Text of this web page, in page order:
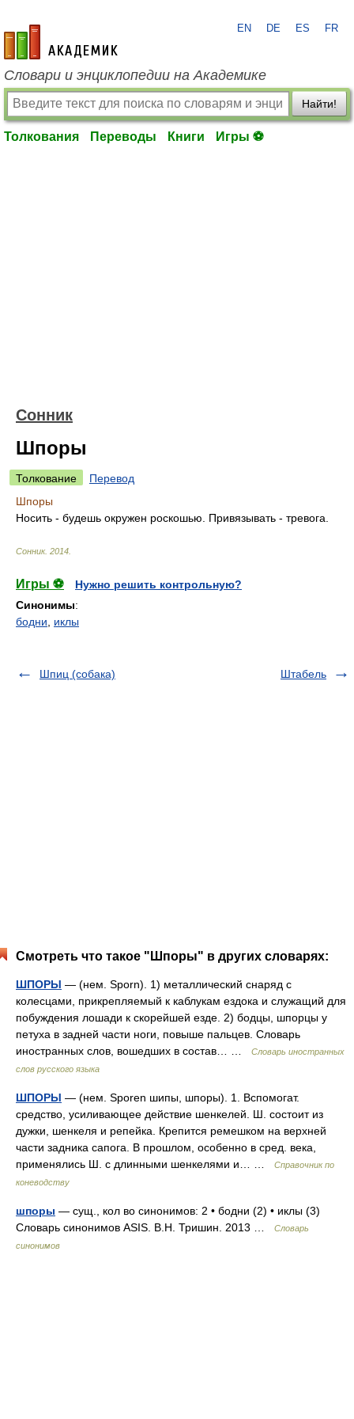
academic.ru
EN DE ES FR
Словари и энциклопедии на Академике
Найти!
Толкования Переводы Книги Игры ⚽
Сонник
Шпоры
Толкование
Перевод
Шпоры
Носить - будешь окружен роскошью. Привязывать - тревога.
Сонник. 2014
Игры ⚽
Нужно решить контрольную?
Синонимы:
бодни
иклы
Шпиц (собака) Штабель
Смотреть что такое "Шпоры" в других словарях:
ШПОРЫ — (нем. Sporn). 1) металлический снаряд с
колесцами, прикрепляемый к каблукам ездока и служащий для
побуждения лошади к скорейшей езде. 2) бодцы, шпорцы у
петуха в задней части ноги, повыше пальцев. Словарь
иностранных слов, вошедших в состав… …
Словарь иностранных
слов русского языка
ШПОРЫ — (нем. Sporen шипы, шпоры). 1. Вспомогат.
средство, усиливающее действие шенкелей. Ш. состоит из
дужки, шенкеля и репейка. Крепится ремешком на верхней
части задника сапога. В прошлом, особенно в сред. века,
применялись Ш. с длинными шенкелями и… …
Справочник по
коневодству
шпоры — сущ., кол во синонимов: 2 • бодни (2) • иклы (3)
Словарь синонимов ASIS. В.Н. Тришин. 2013 …
Словарь
синонимов